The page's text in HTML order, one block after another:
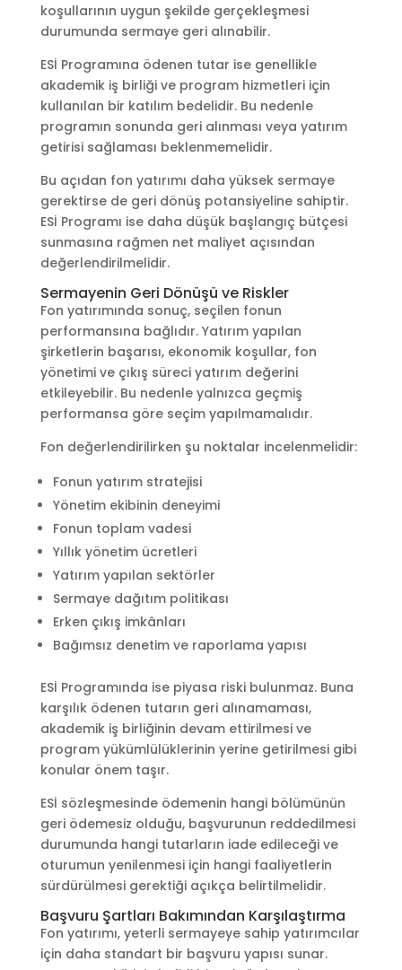
koşullarının uygun şekilde gerçekleşmesi
durumunda sermaye geri alınabilir.
ESİ Programına ödenen tutar ise genellikle
akademik iş birliği ve program hizmetleri için
kullanılan bir katılım bedelidir. Bu nedenle
programın sonunda geri alınması veya yatırım
getirisi sağlaması beklenmemelidir.
Bu açıdan fon yatırımı daha yüksek sermaye
gerektirse de geri dönüş potansiyeline sahiptir.
ESİ Programı ise daha düşük başlangıç bütçesi
sunmasına rağmen net maliyet açısından
değerlendirilmelidir.
Sermayenin Geri Dönüşü ve Riskler
Fon yatırımında sonuç, seçilen fonun
performansına bağlıdır. Yatırım yapılan
şirketlerin başarısı, ekonomik koşullar, fon
yönetimi ve çıkış süreci yatırım değerini
etkileyebilir. Bu nedenle yalnızca geçmiş
performansa göre seçim yapılmamalıdır.
Fon değerlendirilirken şu noktalar incelenmelidir:
Fonun yatırım stratejisi
Yönetim ekibinin deneyimi
Fonun toplam vadesi
Yıllık yönetim ücretleri
Yatırım yapılan sektörler
Sermaye dağıtım politikası
Erken çıkış imkânları
Bağımsız denetim ve raporlama yapısı
ESİ Programında ise piyasa riski bulunmaz. Buna
karşılık ödenen tutarın geri alınamaması,
akademik iş birliğinin devam ettirilmesi ve
program yükümlülüklerinin yerine getirilmesi gibi
konular önem taşır.
ESİ sözleşmesinde ödemenin hangi bölümünün
geri ödemesiz olduğu, başvurunun reddedilmesi
durumunda hangi tutarların iade edileceği ve
oturumun yenilenmesi için hangi faaliyetlerin
sürdürülmesi gerektiği açıkça belirtilmelidir.
Başvuru Şartları Bakımından Karşılaştırma
Fon yatırımı, yeterli sermayeye sahip yatırımcılar
için daha standart bir başvuru yapısı sunar.